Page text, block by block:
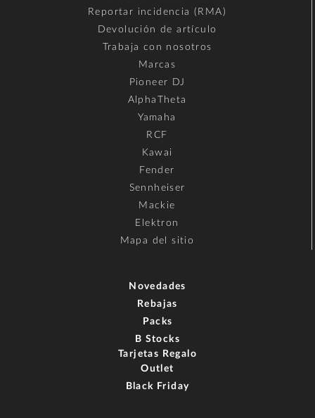
Reportar incidencia (RMA)
Devolución de artículo
Trabaja con nosotros
Marcas
Pioneer DJ
AlphaTheta
Yamaha
RCF
Kawai
Fender
Sennheiser
Mackie
Elektron
Mapa del sitio
Novedades
Rebajas
Packs
B Stocks
Tarjetas Regalo
Outlet
Black Friday